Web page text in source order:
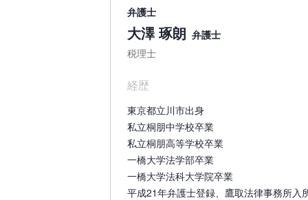
弁護士
大澤 琢朗 弁護士
税理士
経歴
東京都立川市出身
私立桐朋中学校卒業
私立桐朋高等学校卒業
一橋大学法学部卒業
一橋大学法科大学院卒業
平成21年弁護士登録、鷹取法律事務所入